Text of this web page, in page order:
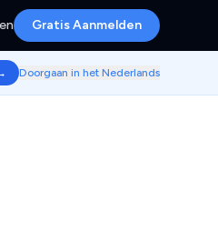
Gratis Aanmelden
Doorgaan in het Nederlands